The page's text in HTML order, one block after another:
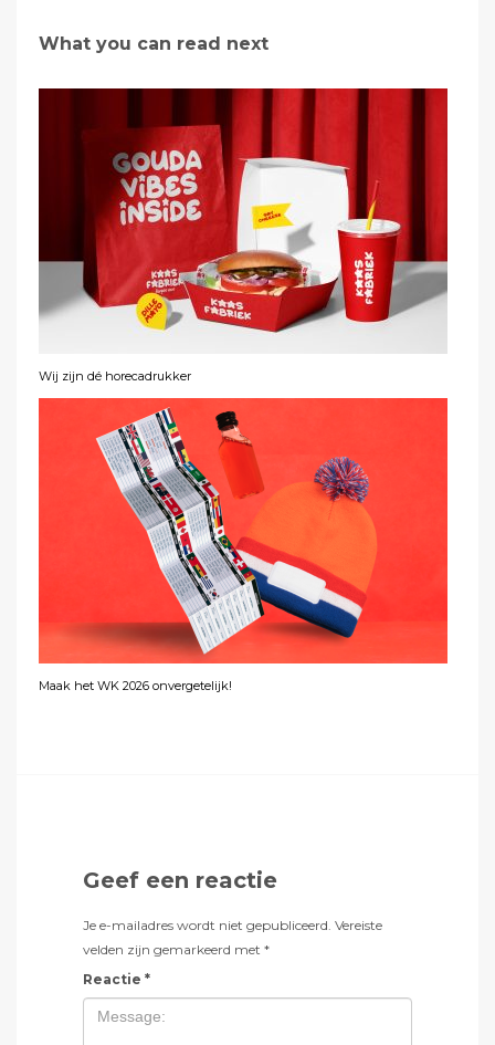
What you can read next
Wij zijn dé horecadrukker
Maak het WK 2026 onvergetelijk!
Geef een reactie
Je e-mailadres wordt niet gepubliceerd. Vereiste
velden zijn gemarkeerd met *
Reactie *